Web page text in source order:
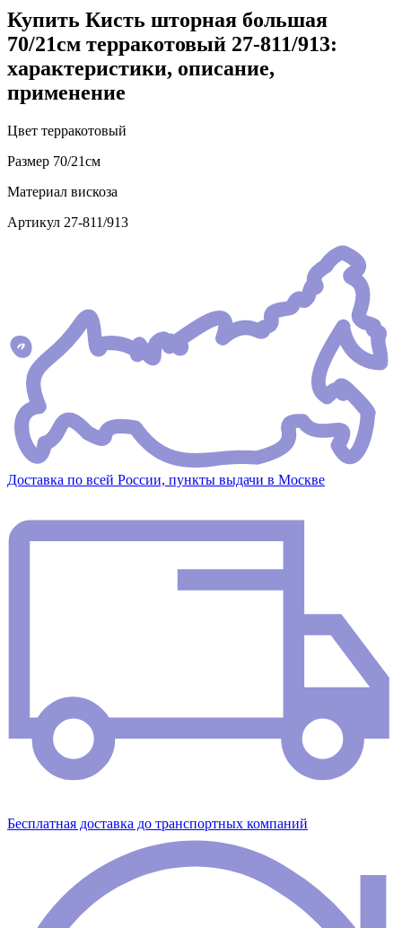
Купить Кисть шторная большая
70/21см терракотовый 27-811/913:
характеристики, описание,
применение
Цвет терракотовый
Размер 70/21см
Материал вискоза
Артикул 27-811/913
Доставка по всей России, пункты выдачи в Москве
Бесплатная доставка до транспортных компаний